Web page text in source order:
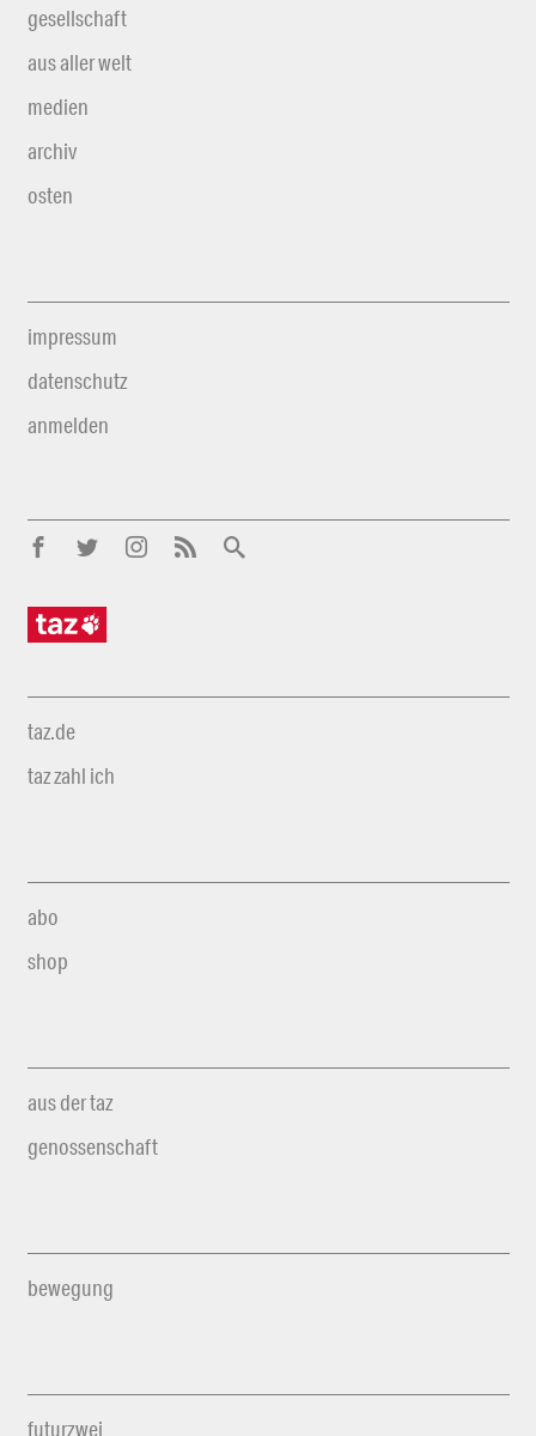
gesellschaft
aus aller welt
medien
archiv
osten
impressum
datenschutz
anmelden
taz.de
taz zahl ich
abo
shop
aus der taz
genossenschaft
bewegung
futurzwei